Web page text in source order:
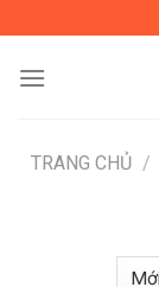
content
TRANG CHỦ /